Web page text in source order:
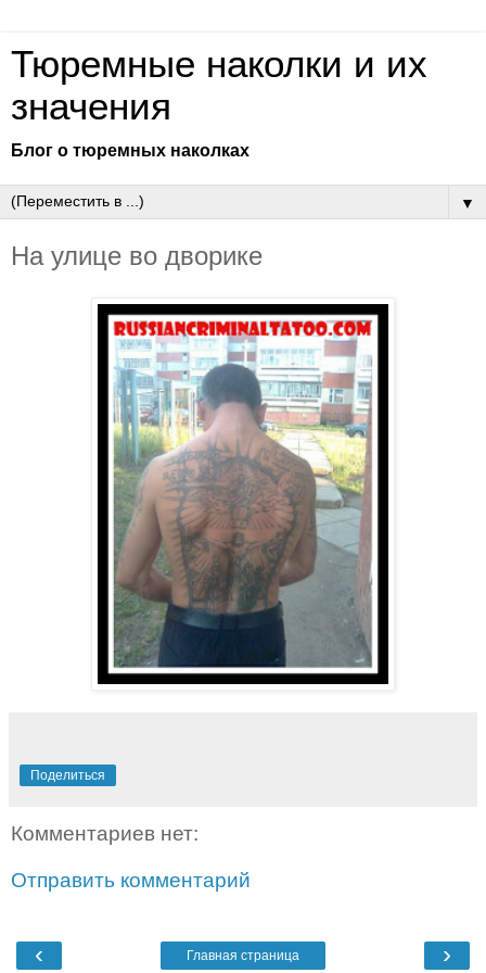
Тюремные наколки и их
значения
Блог о тюремных наколках
▼
На улице во дворике
Поделиться
Комментариев нет:
Отправить комментарий
‹ ›
Главная страница